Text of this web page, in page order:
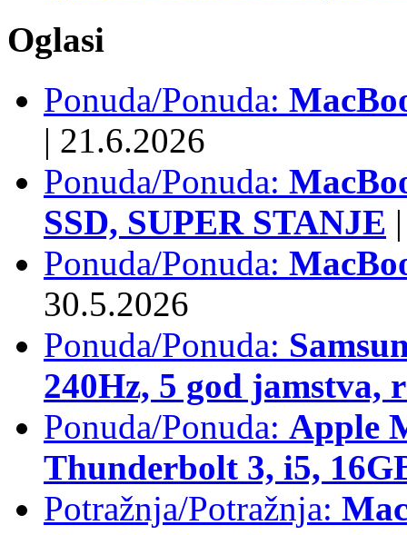
Oglasi
Ponuda/Ponuda:
| 21.6.2026
Ponuda/Ponuda:
SSD, SUPER STANJE |
Ponuda/Ponuda:
30.5.2026
Ponuda/Ponuda:
240Hz, 5 god jamstva,
Ponuda/Ponuda: Apple
Thunderbolt 3, i5,
Potražnja/Potražnja: